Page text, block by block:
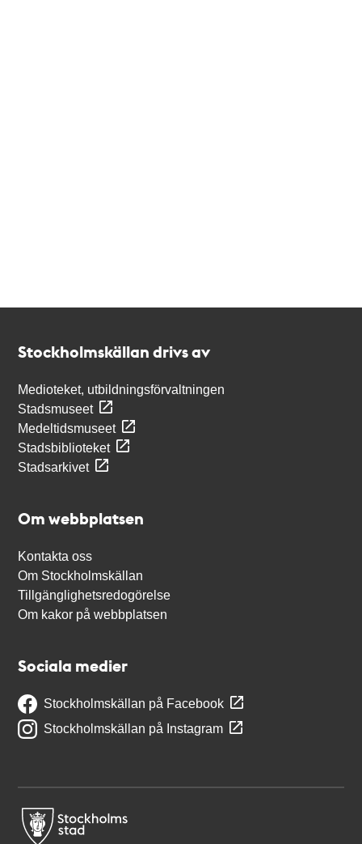
Stockholmskällan drivs av
Medioteket, utbildningsförvaltningen
Stadsmuseet
Medeltidsmuseet
Stadsbiblioteket
Stadsarkivet
Om webbplatsen
Kontakta oss
Om Stockholmskällan
Tillgänglighetsredogörelse
Om kakor på webbplatsen
Sociala medier
Stockholmskällan på Facebook
Stockholmskällan på Instagram